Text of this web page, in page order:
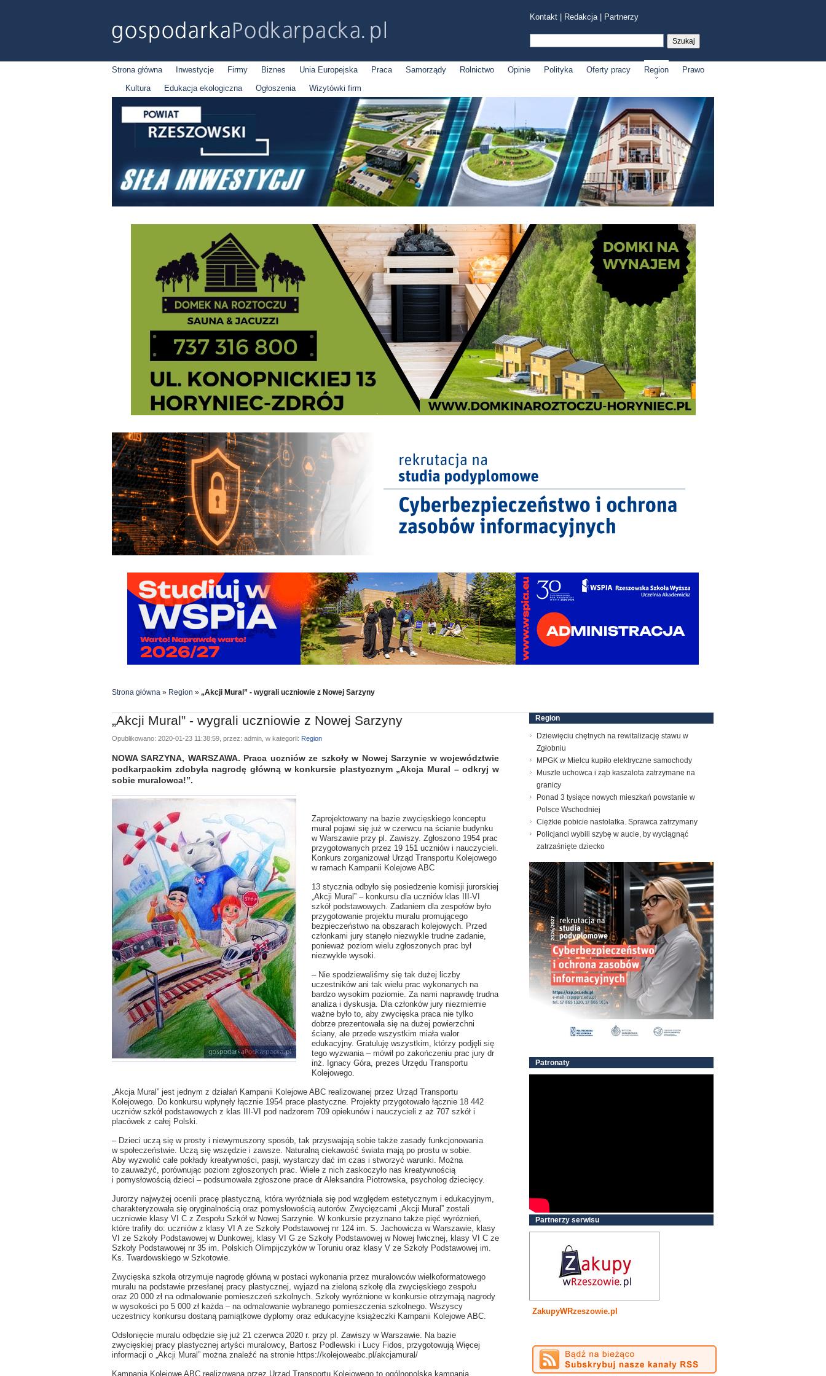
Kontakt Redakcja| Partnerzy
Strona główna Inwestycje Firmy Biznes Unia Europejska Praca Samorządy Rolnictwo Opinie Polityka Oferty pracy Region
Prawo
Kultura
Edukacja ekologiczna Ogłoszenia Wizytówki firm
Strona główna » Region » „Akcji Mural” - wygrali uczniowie z Nowej Sarzyny
„Akcji Mural” - wygrali uczniowie z Nowej Sarzyny
Opublikowano: 2020-01-23 11:38:59, przez: admin, w kategorii: Region
NOWA SARZYNA, WARSZAWA. Praca uczniów ze szkoły w Nowej Sarzynie w województwie
podkarpackim zdobyła nagrodę główną w konkursie plastycznym „Akcja Mural – odkryj w
sobie muralowca!”.
Zaprojektowany na bazie zwycięskiego konceptu
mural pojawi się już w czerwcu na ścianie budynku
w Warszawie przy pl. Zawiszy. Zgłoszono 1954 prac
przygotowanych przez 19 151 uczniów i nauczycieli.
Konkurs zorganizował Urząd Transportu Kolejowego
w ramach Kampanii Kolejowe ABC
13 stycznia odbyło się posiedzenie komisji jurorskiej
„Akcji Mural” – konkursu dla uczniów klas III-VI
szkół podstawowych. Zadaniem dla zespołów było
przygotowanie projektu muralu promującego
bezpieczeństwo na obszarach kolejowych. Przed
członkami jury stanęło niezwykle trudne zadanie,
ponieważ poziom wielu zgłoszonych prac był
niezwykle wysoki.
– Nie spodziewaliśmy się tak dużej liczby
uczestników ani tak wielu prac wykonanych na
bardzo wysokim poziomie. Za nami naprawdę trudna
analiza i dyskusja. Dla członków jury niezmiernie
ważne było to, aby zwycięska praca nie tylko
dobrze prezentowała się na dużej powierzchni
ściany, ale przede wszystkim miała walor
edukacyjny. Gratuluję wszystkim, którzy podjęli się
tego wyzwania – mówił po zakończeniu prac jury dr
inż. Ignacy Góra, prezes Urzędu Transportu
Kolejowego.
„Akcja Mural” jest jednym z działań Kampanii Kolejowe ABC realizowanej przez Urząd Transportu
Kolejowego. Do konkursu wpłynęły łącznie 1954 prace plastyczne. Projekty przygotowało łącznie 18 442
uczniów szkół podstawowych z klas III-VI pod nadzorem 709 opiekunów i nauczycieli z aż 707 szkół i
placówek z całej Polski.
– Dzieci uczą się w prosty i niewymuszony sposób, tak przyswajają sobie także zasady funkcjonowania
w społeczeństwie. Uczą się wszędzie i zawsze. Naturalną ciekawość świata mają po prostu w sobie.
Aby wyzwolić całe pokłady kreatywności, pasji, wystarczy dać im czas i stworzyć warunki. Można
to zauważyć, porównując poziom zgłoszonych prac. Wiele z nich zaskoczyło nas kreatywnością
i pomysłowością dzieci – podsumowała zgłoszone prace dr Aleksandra Piotrowska, psycholog dziecięcy.
Jurorzy najwyżej ocenili pracę plastyczną, która wyróżniała się pod względem estetycznym i edukacyjnym,
charakteryzowała się oryginalnością oraz pomysłowością autorów. Zwycięzcami „Akcji Mural” zostali
uczniowie klasy VI C z Zespołu Szkół w Nowej Sarzynie. W konkursie przyznano także pięć wyróżnień,
które trafiły do: uczniów z klasy VI A ze Szkoły Podstawowej nr 124 im. S. Jachowicza w Warszawie, klasy
VI ze Szkoły Podstawowej w Dunkowej, klasy VI G ze Szkoły Podstawowej w Nowej Iwicznej, klasy VI C ze
Szkoły Podstawowej nr 35 im. Polskich Olimpijczyków w Toruniu oraz klasy V ze Szkoły Podstawowej im.
Ks. Twardowskiego w Szkotowie.
Zwycięska szkoła otrzymuje nagrodę główną w postaci wykonania przez muralowców wielkoformatowego
muralu na podstawie przesłanej pracy plastycznej, wyjazd na zieloną szkołę dla zwycięskiego zespołu
oraz 20 000 zł na odmalowanie pomieszczeń szkolnych. Szkoły wyróżnione w konkursie otrzymają nagrody
w wysokości po 5 000 zł każda – na odmalowanie wybranego pomieszczenia szkolnego. Wszyscy
uczestnicy konkursu dostaną pamiątkowe dyplomy oraz edukacyjne książeczki Kampanii Kolejowe ABC.
Odsłonięcie muralu odbędzie się już 21 czerwca 2020 r. przy pl. Zawiszy w Warszawie. Na bazie
zwycięskiej pracy plastycznej artyści muralowcy, Bartosz Podlewski i Lucy Fidos, przygotowują Więcej
informacji o „Akcji Mural” można znaleźć na stronie https://kolejoweabc.pl/akcjamural/
Kampania Kolejowe ABC realizowana przez Urząd Transportu Kolejowego to ogólnopolska kampania
Region
Dziewięciu chętnych na rewitalizację stawu w
Zgłobniu
MPGK w Mielcu kupiło elektryczne samochody
Muszle uchowca i ząb kaszalota zatrzymane na
granicy
Ponad 3 tysiące nowych mieszkań powstanie w
Polsce Wschodniej
Ciężkie pobicie nastolatka. Sprawca zatrzymany
Policjanci wybili szybę w aucie, by wyciągnąć
zatrzaśnięte dziecko
Patronaty
Partnerzy serwisu
ZakupyWRzeszowie.pl